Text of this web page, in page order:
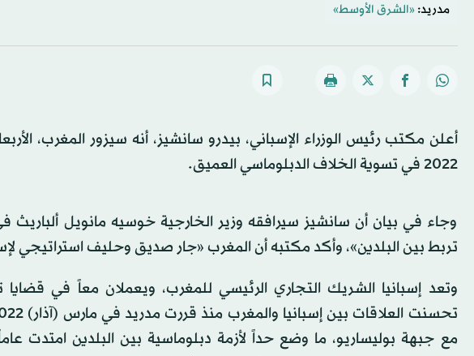
مدريد: «الشرق الأوسط»
أعلن مكتب رئيس الوزراء الإسباني، بيدرو سانشيز، أنه سيزور المغرب،
2022 في تسوية الخلاف الدبلوماسي العميق.
وجاء في بيان أن سانشيز سيرافقه وزير الخارجية خوسيه مانويل ألباريث
تربط بين البلدين»، وأكد مكتبه أن المغرب «جار صديق وحليف استراتيجي
وتعد إسبانيا الشريك التجاري الرئيسي للمغرب، ويعملان معاً في
مع جبهة بوليساريو، ما وضع حداً لأزمة دبلوماسية بين البلدين امتدت